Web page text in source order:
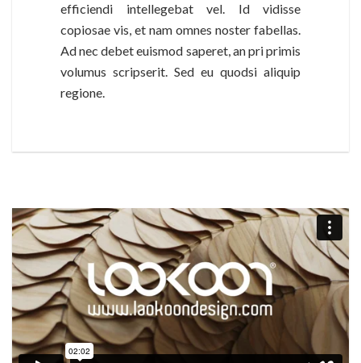
efficiendi intellegebat vel. Id vidisse
copiosae vis, et nam omnes noster fabellas.
Ad nec debet euismod saperet, an pri primis
volumus scripserit. Sed eu quodsi aliquip
regione.